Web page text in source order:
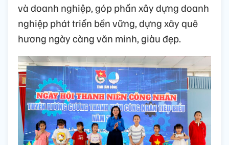
và doanh nghiệp, góp phần xây dựng doanh
nghiệp phát triển bền vững, dựng xây quê
hương ngày càng văn minh, giàu đẹp.